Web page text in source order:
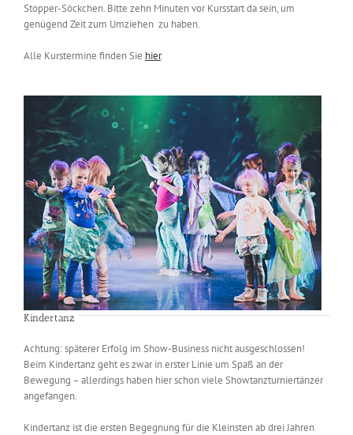
Stopper-Söckchen. Bitte zehn Minuten vor Kursstart da sein, um
genügend Zeit zum Umziehen zu haben.
Alle Kurstermine finden Sie hier.
Kindertanz
Achtung: späterer Erfolg im Show-Business nicht ausgeschlossen!
Beim Kindertanz geht es zwar in erster Linie um Spaß an der
Bewegung – allerdings haben hier schon viele Showtanzturniertänzer
angefangen.
Kindertanz ist die ersten Begegnung für die Kleinsten ab drei Jahren